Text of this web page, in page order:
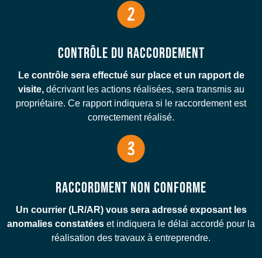
CONTRÔLE DU RACCORDEMENT
Le contrôle sera effectué sur place et un rapport de
visite,décrivant les actions réalisées, sera transmis au
propriétaire. Ce rapport indiquera si le raccordement est
correctement réalisé.
RACCORDMENT NON CONFORME
Un courrier (LR/AR) vous sera adressé exposant les
anomalies constatées et indiquera le délai accordé pour la
réalisation des travaux à entreprendre.